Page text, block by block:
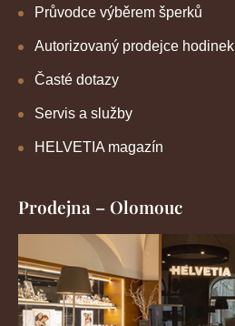
Průvodce výběrem šperků
Autorizovaný prodejce hodinek
Časté dotazy
Servis a služby
HELVETIA magazín
Prodejna – Olomouc